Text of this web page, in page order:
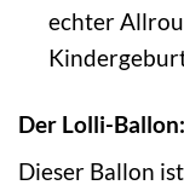
echter
Der Lolli-
Dieser Ballon